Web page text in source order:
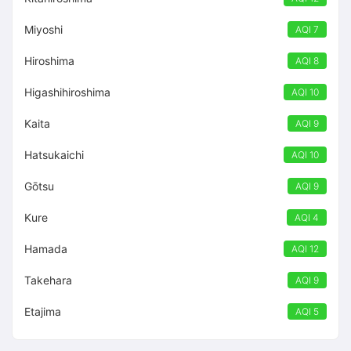
Miyoshi AQI 7
Hiroshima AQI 8
Higashihiroshima AQI 10
Kaita AQI 9
Hatsukaichi AQI 10
Gōtsu AQI 9
Kure AQI 4
Hamada AQI 12
Takehara AQI 9
Etajima AQI 5